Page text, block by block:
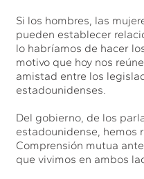
Si los hombres, las
pueden establecer
lo habríamos de hacer
motivo que hoy nos
amistad entre los
estadounidenses.
Del gobierno, de los
estadounidense, hemos
Comprensión mutua
que vivimos en ambos